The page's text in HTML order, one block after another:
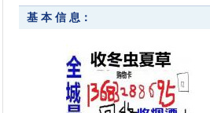
基 本 信 息：